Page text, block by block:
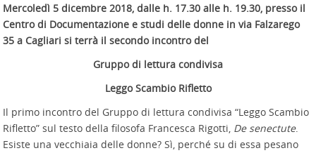
Mercoledì 5 dicembre 2018, dalle h. 17.30 alle h. 19.30, presso il
Centro di Documentazione e studi delle donne in via Falzarego
35 a Cagliari si terrà il secondo incontro del
Gruppo di lettura condivisa
Leggo Scambio Rifletto
Il primo incontro del Gruppo di lettura condivisa “Leggo Scambio
Rifletto” sul testo della filosofa Francesca Rigotti, De senectute.
Esiste una vecchiaia delle donne? Sì, perché su di essa pesano